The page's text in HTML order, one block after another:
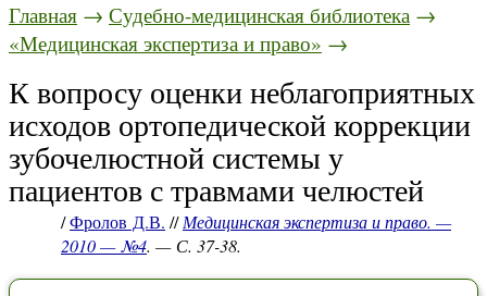
Главная → Судебно-медицинская библиотека →
«Медицинская экспертиза и право» →
К вопросу оценки неблагоприятных
исходов ортопедической коррекции
зубочелюстной системы у
пациентов с травмами челюстей
/Фролов Д.В. //Медицинская экспертиза и право. —
2010 — №4. — С. 37-38.